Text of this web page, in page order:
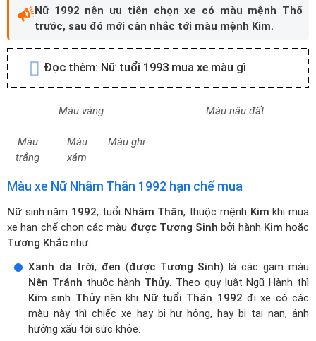
hỏng và tai nạn.
Trắng,xám,ghi(Tương Hợp) là màuTốttượng trưng cho
hànhKim. Vì đây là các màu bản mệnh củaNữ tuổi Thân
1992nên sử dụng xe có màu này ít bị lạc đường, công việc
phát triển thuận lợi, chiếc xe ít bị hư hỏng.
Nữ 1992 nên ưu tiên chọn xe có màu mệnh Thổ
Đọc thêm:
Màu vàng Màu nâu đất